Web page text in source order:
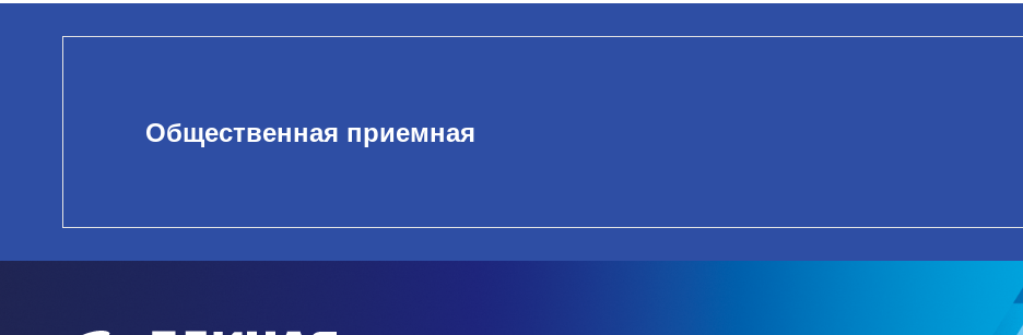
Общественная приемная